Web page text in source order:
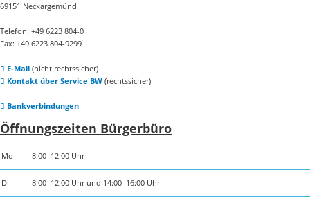
69151 Neckargemünd
Telefon: +49 6223 804-0
Fax: +49 6223 804-9299
E-Mail(nicht rechtssicher)
Kontakt über Service BW(rechtssicher)
Bankverbindungen
Öffnungszeiten Bürgerbüro
Mo 8:00–12:00 Uhr
Di 8:00–12:00 Uhr und 14:00–16:00 Uhr